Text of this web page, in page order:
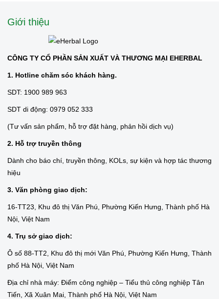
Giới thiệu
CÔNG TY CỔ PHẦN SẢN XUẤT VÀ THƯƠNG MẠI EHERBAL
1. Hotline chăm sóc khách hàng.
SDT: 1900 989 963
SDT di động: 0979 052 333
(Tư vấn sản phẩm, hỗ trợ đặt hàng, phản hồi dịch vụ)
2. Hỗ trợ truyền thông
Dành cho báo chí, truyền thông, KOLs, sự kiện và hợp tác thương
hiệu
3. Văn phòng giao dịch:
16-TT23, Khu đô thị Văn Phú, Phường Kiến Hưng, Thành phố Hà
Nội, Việt Nam
4. Trụ sở giao dịch:
Ô số 88-TT2, Khu đô thị mới Văn Phú, Phường Kiến Hưng, Thành
phố Hà Nội, Việt Nam
Địa chỉ nhà máy: Điểm công nghiệp – Tiểu thủ công nghiệp Tân
Tiến, Xã Xuân Mai, Thành phố Hà Nội, Việt Nam